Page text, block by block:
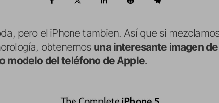
pero el iPhone tambien. Así que si
obtenemos una interesante imagen
modelo del teléfono de Apple.